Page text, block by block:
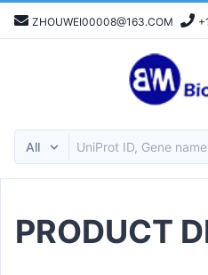
ZHOUWEI00008@163.COM
PRODUCT